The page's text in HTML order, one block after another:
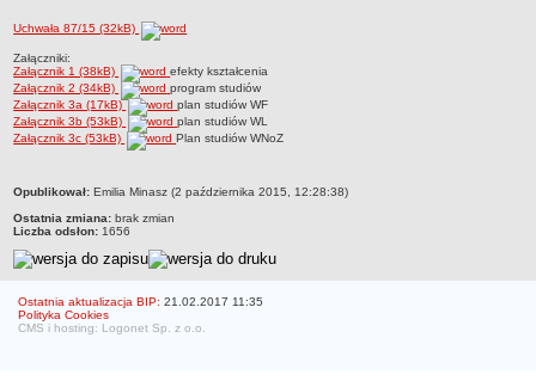
Rady Wydziału
Dziekani
Prodziekani
WEWNĘTRZNE AKTY PRAWNE
Statut
Stanowiska Senatu
Opinie Senatu
Zarządzenia
Regulamin Pracy
Uchwała 87/15 (32kB)
Załączniki:
Załącznik 1 (38kB)
efekty kształcenia
Załącznik 2 (34kB)
program studiów
Załącznik 3a (17kB)
plan studiów WF
Załącznik 3b (53kB)
plan studiów WL
Załącznik 3c (53kB)
Plan studiów WNoZ
metryczka
Opublikował: Emilia Minasz (2 października 2015, 12:28:38)
Ostatnia zmiana: brak zmian
Liczba odsłon: 1656
Ostatnia aktualizacja BIP: 21.02.2017 11:35
Polityka Cookies
CMS i hosting: Logonet Sp. z o.o.